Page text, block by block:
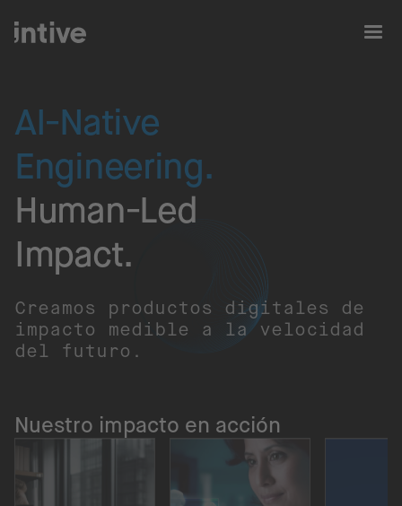
AI-Native
Engineering.
Human-Led
Impact.​
Creamos productos digitales de
impacto medible a la velocidad
del futuro.
Nuestro impacto en acción